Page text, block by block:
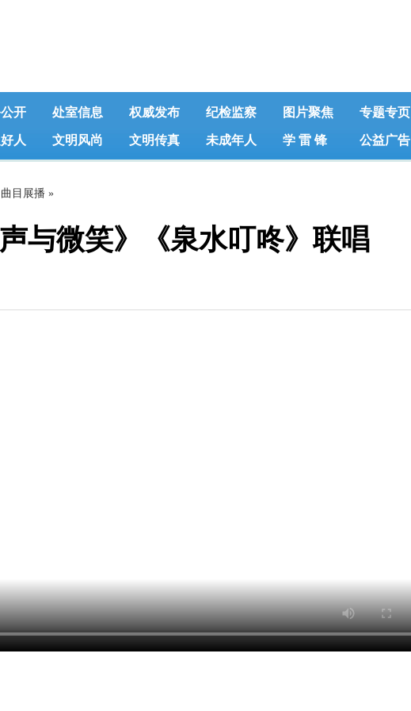
开 处室信息 权威发布 纪检监察 图片聚焦 专题专页
人 文明风尚 文明传真 未成年人 学 雷 锋 公益广告
曲目展播 »
与微笑》《泉水叮咚》联唱